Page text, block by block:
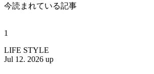
今読まれている記事
1
LIFE STYLE
Jul 12. 2026 up